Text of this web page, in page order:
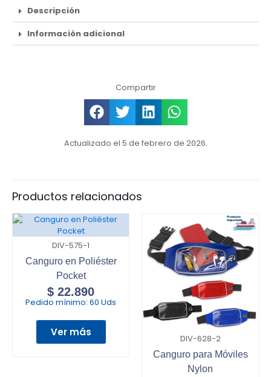
Descripción
Información adicional
Compartir
Actualizado el 5 de febrero de 2026.
Productos relacionados
DIV-575-1
Canguro en Poliéster
Pocket
$ 22.890
Pedido mínimo: 60 Uds
Ver más
DIV-628-2
Canguro para Móviles
Nylon